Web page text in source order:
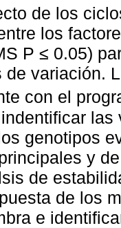
de los
los
P ≤ 0.05)
de variación.
con el
genotipos
y
de
de los
e